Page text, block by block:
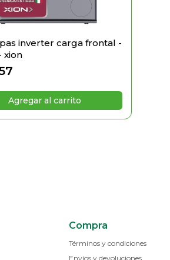
inverter carga frontal -
xion
Compra
Términos y condiciones
Envíos y devoluciones